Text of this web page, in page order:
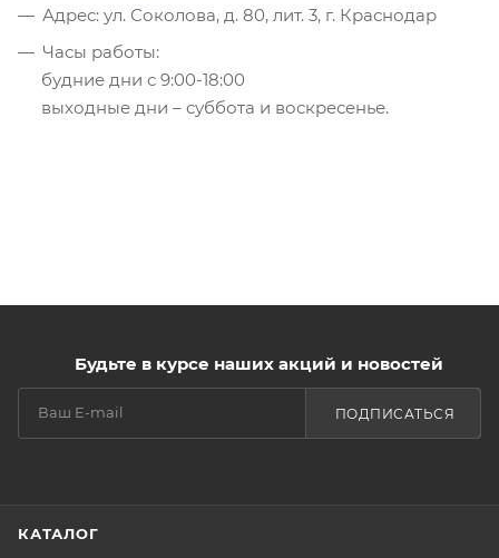
Адрес: ул. Соколова, д. 80, лит. 3, г. Краснодар
Часы работы:
будние дни с 9:00-18:00
выходные дни – суббота и воскресенье.
Будьте в курсе наших акций и новостей
ПОДПИСАТЬСЯ
КАТАЛОГ